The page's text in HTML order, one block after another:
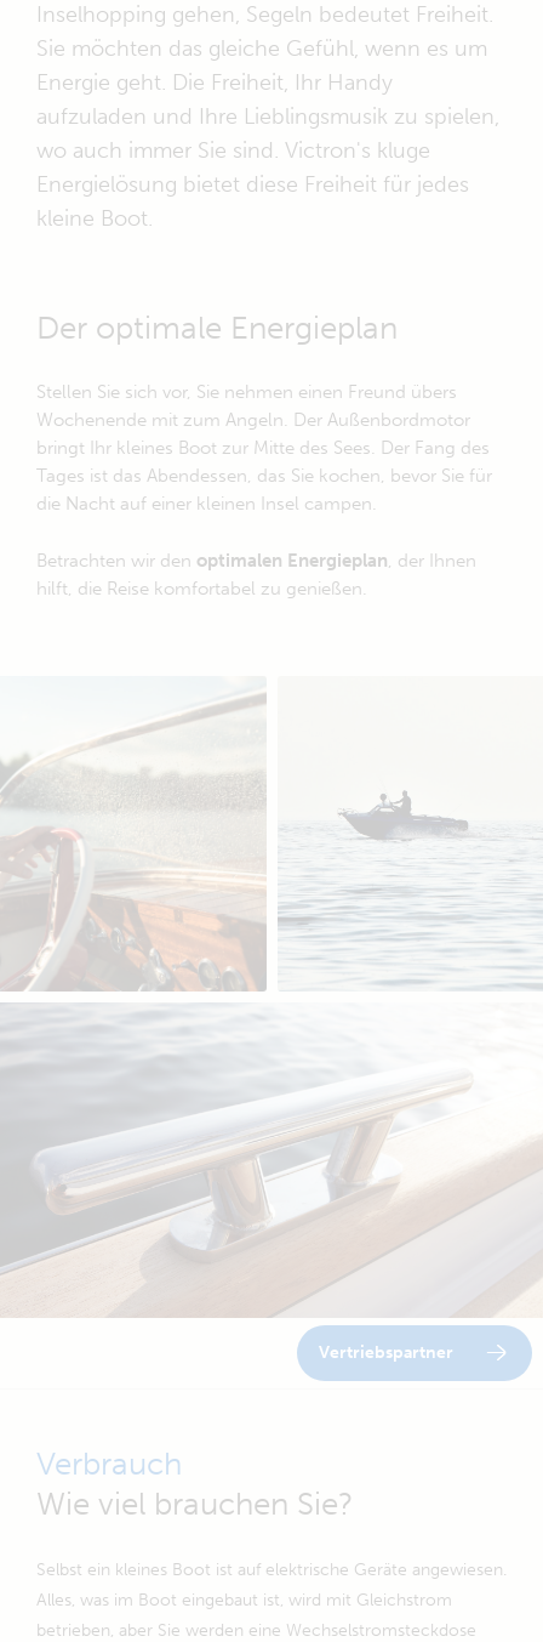
Inselhopping gehen, Segeln bedeutet Freiheit.
Sie möchten das gleiche Gefühl, wenn es um
Energie geht. Die Freiheit, Ihr Handy
aufzuladen und Ihre Lieblingsmusik zu spielen,
wo auch immer Sie sind. Victron's kluge
Energielösung bietet diese Freiheit für jedes
kleine Boot.
Der optimale Energieplan
Stellen Sie sich vor, Sie nehmen einen Freund übers
Wochenende mit zum Angeln. Der Außenbordmotor
bringt Ihr kleines Boot zur Mitte des Sees. Der Fang des
Tages ist das Abendessen, das Sie kochen, bevor Sie für
die Nacht auf einer kleinen Insel campen.
Betrachten wir den optimalen Energieplan, der Ihnen
hilft, die Reise komfortabel zu genießen.
Vertriebspartner
Verbrauch
Wie viel brauchen Sie?
Selbst ein kleines Boot ist auf elektrische Geräte angewiesen.
Alles, was im Boot eingebaut ist, wird mit Gleichstrom
betrieben, aber Sie werden eine Wechselstromsteckdose